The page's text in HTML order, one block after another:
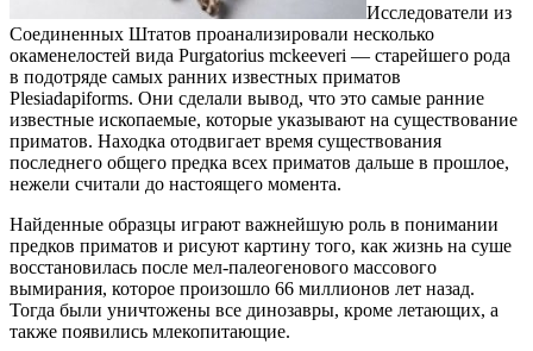
Исследователи из
Соединенных Штатов проанализировали несколько
окаменелостей вида Purgatorius mckeeveri — старейшего рода
в подотряде самых ранних известных приматов
Plesiadapiforms. Они сделали вывод, что это самые ранние
известные ископаемые, которые указывают на существование
приматов. Находка отодвигает время существования
последнего общего предка всех приматов дальше в прошлое,
нежели считали до настоящего момента.
Найденные образцы играют важнейшую роль в понимании
предков приматов и рисуют картину того, как жизнь на суше
восстановилась после мел-палеогенового массового
вымирания, которое произошло 66 миллионов лет назад.
Тогда были уничтожены все динозавры, кроме летающих, а
также появились млекопитающие.